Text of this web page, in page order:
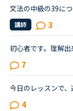
講師 3
7
4